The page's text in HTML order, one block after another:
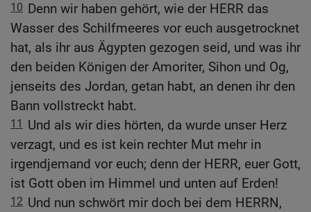
10 Denn wir haben gehört, wie der HERR das
Wasser des Schilfmeeres vor euch ausgetrocknet
hat, als ihr aus Ägypten gezogen seid, und was ihr
den beiden Königen der Amoriter, Sihon und Og,
jenseits des Jordan, getan habt, an denen ihr den
Bann vollstreckt habt.
11
Und als wir dies hörten, da wurde unser Herz
verzagt, und es ist kein rechter Mut mehr in
irgendjemand vor euch; denn der HERR, euer Gott,
ist Gott oben im Himmel und unten auf Erden!
12 Und nun schwört mir doch bei dem HERRN,